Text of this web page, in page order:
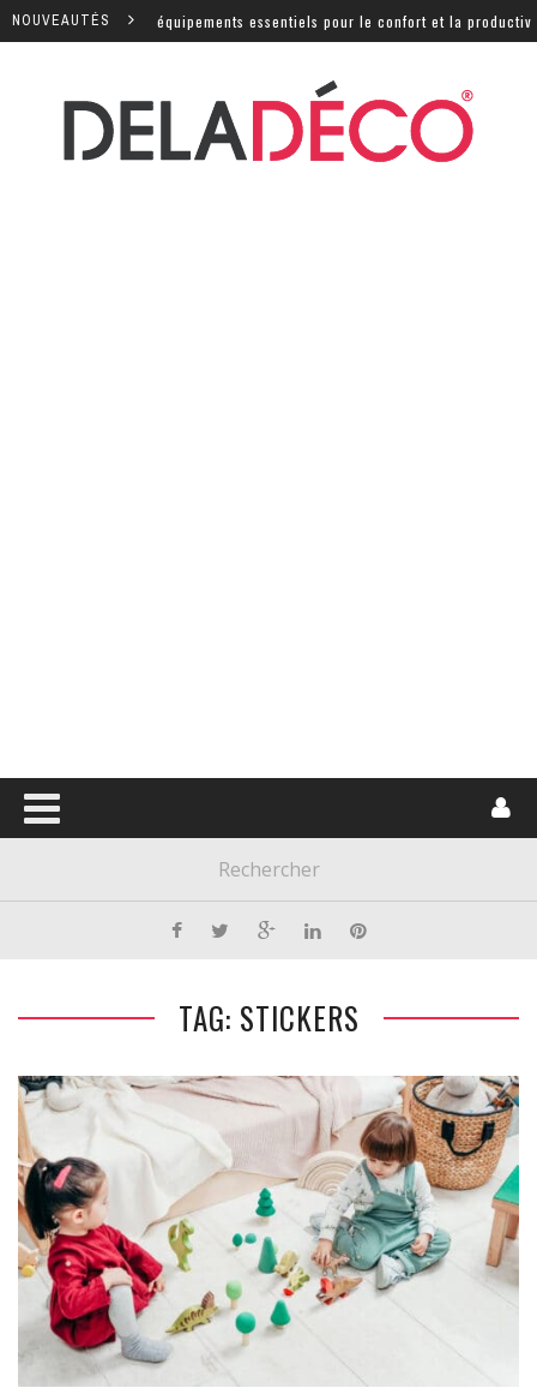
NOUVEAUTÉS
: quels sont les équipements essentiels pour le confort et la productivité ?
TAG: STICKERS